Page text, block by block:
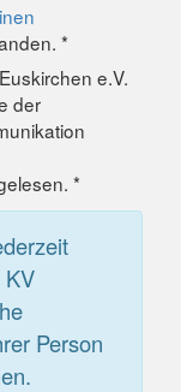
*
e.V.
der
*
KV
Person